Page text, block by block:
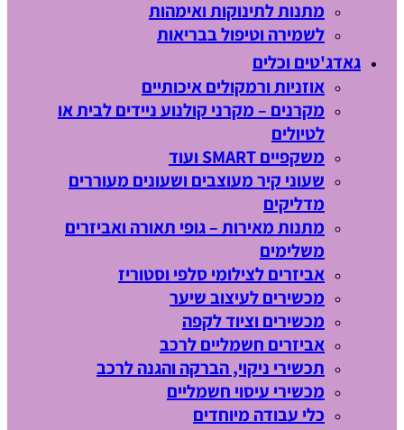
מתנות לתינוקות ואימהות
לשמירה וטיפול בבריאות
גאדג'טים וכלים
אוזניות ורמקולים איכותיים
מקרנים – מקרני קולנוע ניידים לבית או
לטיולים
משקפיים SMART ועוד
שעוני קיר מעוצבים ושעונים מעוררים
מדליקים
מתנות מאירות – גופי תאורה ואביזרים
משלימים
אביזרים לצילומי סלפי וסטוריז
מכשירים לעיצוב שיער
מכשירים וציוד לקפה
אביזרים חשמליים לרכב
תכשירי ניקוי, הברקה והגנה לרכב
מכשירי עיסוי חשמליים
כלי עבודה מיוחדים